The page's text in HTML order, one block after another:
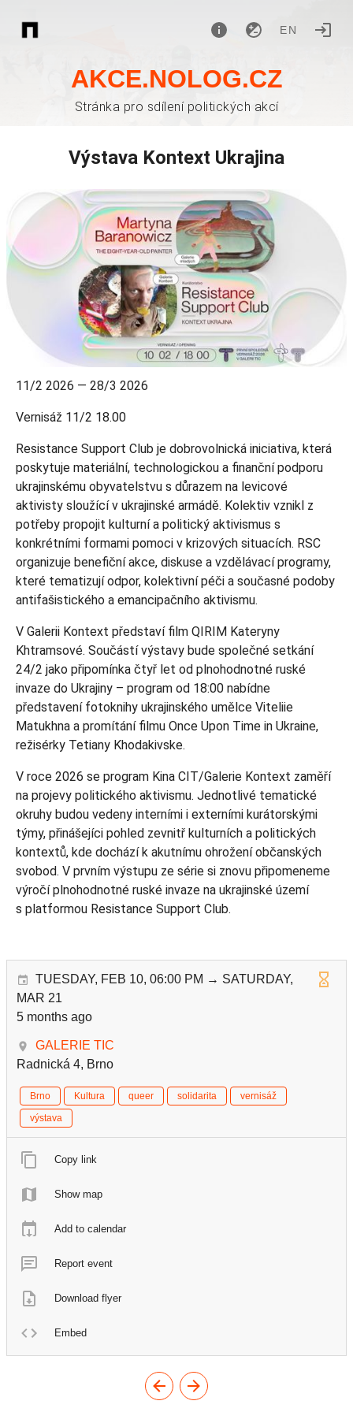
EN
AKCE.NOLOG.CZ
Stránka pro sdílení politických akcí
Výstava Kontext Ukrajina
11/2 2026 — 28/3 2026
Vernisáž 11/2 18.00
Resistance Support Club je dobrovolnická iniciativa, která
poskytuje materiální, technologickou a finanční podporu
ukrajinskému obyvatelstvu s důrazem na levicové
aktivisty sloužící v ukrajinské armádě. Kolektiv vznikl z
potřeby propojit kulturní a politický aktivismus s
konkrétními formami pomoci v krizových situacích. RSC
organizuje benefiční akce, diskuse a vzdělávací programy,
které tematizují odpor, kolektivní péči a současné podoby
antifašistického a emancipačního aktivismu.
V Galerii Kontext představí film QIRIM Kateryny
Khtramsové. Součástí výstavy bude společné setkání
24/2 jako připomínka čtyř let od plnohodnotné ruské
invaze do Ukrajiny –⁠⁠⁠⁠⁠⁠ program od 18:00 nabídne
představení fotoknihy ukrajinského umělce Viteliie
Matukhna a promítání filmu Once Upon Time in Ukraine,
režisérky Tetiany Khodakivske.
V roce 2026 se program Kina CIT/Galerie Kontext zaměří
na projevy politického aktivismu. Jednotlivé tematické
okruhy budou vedeny interními i externími kurátorskými
týmy, přinášejíci pohled zevnitř kulturních a politických
kontextů, kde dochází k akutnímu ohrožení občanských
svobod. V prvním výstupu ze série si znovu připomeneme
výročí plnohodnotné ruské invaze na ukrajinské území
s platformou Resistance Support Club.
TUESDAY, FEB 10, 06:00 PM → SATURDAY,
MAR 21
5 months ago
GALERIE TIC
Radnická 4, Brno
Brno Kultura queer solidarita
vernisáž
výstava
Copy link
Show map
Add to calendar
Report event
Download flyer
Embed